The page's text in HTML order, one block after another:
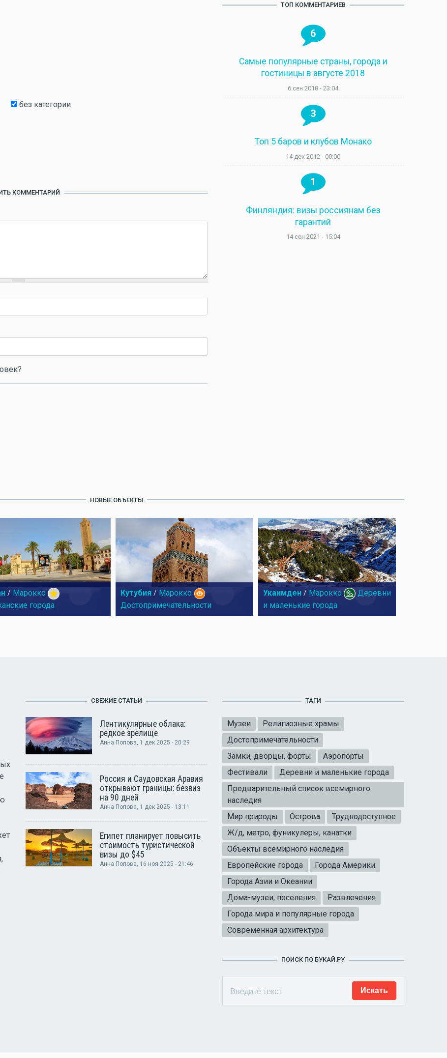
без категории
КОММЕНТАРИЙ
ТОП КОММЕНТАРИЕВ
6
Самые популярные страны, города и
гостиницы в августе 2018
6 сен 2018 - 23:04
3
Топ 5 баров и клубов Монако
14 дек 2012 - 00:00
1
Финляндия: визы россиянам без
гарантий
14 сен 2021 - 15:04
НОВЫЕ ОБЪЕКТЫ
/ Марокко
города
Кутубия / Марокко
Достопримечательности
Укаимден / Марокко
Деревни
и маленькие города
СВЕЖИЕ СТАТЬИ
Лентикулярные облака:
редкое зрелище
Анна Попова, 1 дек 2025 - 20:29
Россия и Саудовская Аравия
открывают границы: безвиз
на 90 дней
Анна Попова, 1 дек 2025 - 13:11
Египет планирует повысить
стоимость туристической
визы до $45
Анна Попова, 16 ноя 2025 - 21:46
ТАГИ
Музеи
Религиозные храмы
Достопримечательности
Замки, дворцы, форты
Аэропорты
Фестивали
Деревни и маленькие города
Предварительный список всемирного
наследия
Мир природы
Острова
Труднодоступное
Ж/д, метро, фуникулеры, канатки
Объекты всемирного наследия
Европейские города
Города Америки
Города Азии и Океании
Дома-музеи, поселения
Развлечения
Города мира и популярные города
Современная архитектура
ПОИСК ПО БУКАЙ.РУ